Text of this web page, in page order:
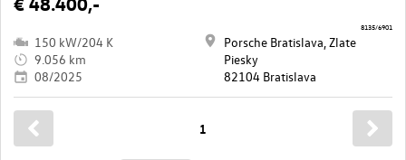
150 kW/204 K
9.056 km
08/2025
Porsche Bratislava, Zlate
Piesky
82104 Bratislava
8135/6901
1